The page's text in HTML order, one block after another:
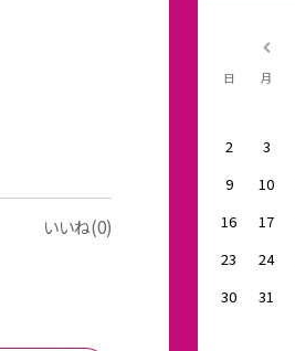
いいね(0)
日 月
2
3
9
10
16
17
23
24
30
31